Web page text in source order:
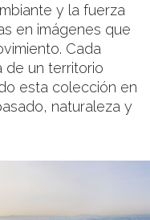
y la fuerza
en imágenes que
Cada
de un territorio
esta colección en
naturaleza y